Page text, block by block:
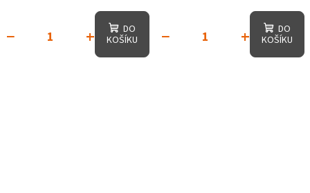
+
−
DO
KOŠÍKU
+
−
DO
KOŠÍKU